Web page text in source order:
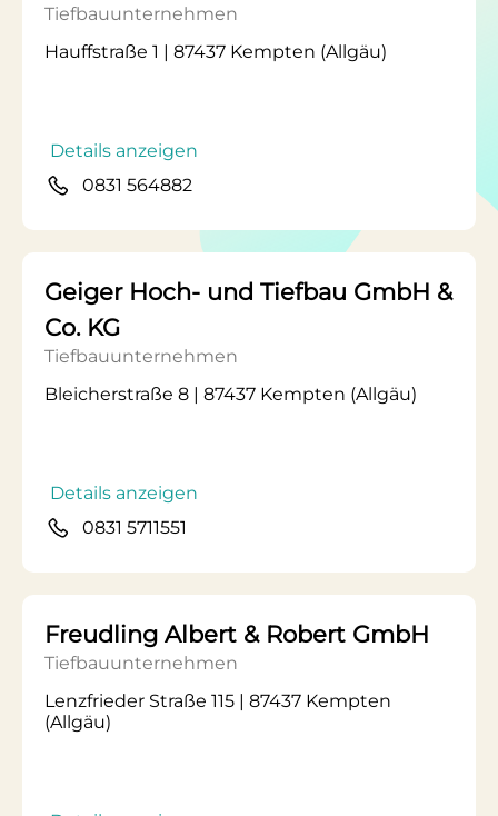
Tiefbauunternehmen
Hauffstraße 1 | 87437 Kempten (Allgäu)
Details anzeigen
0831 564882
Geiger Hoch- und Tiefbau GmbH &
Co. KG
Tiefbauunternehmen
Bleicherstraße 8 | 87437 Kempten (Allgäu)
Details anzeigen
0831 5711551
Freudling Albert & Robert GmbH
Tiefbauunternehmen
Lenzfrieder Straße 115 | 87437 Kempten
(Allgäu)